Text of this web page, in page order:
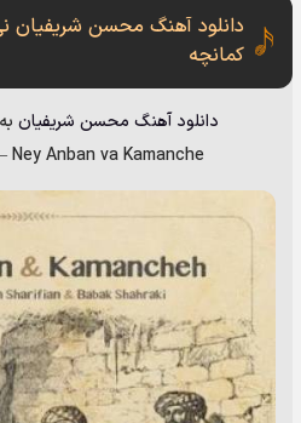
دانلود آهنگ محسن شریفیان
کمانچه
دانلود آهنگ محسن شریفیان
–Ney Anban va Kamanche